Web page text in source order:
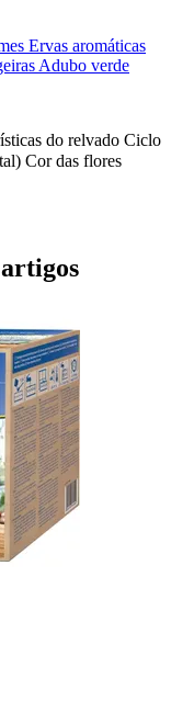
Ervas aromáticas
Adubo verde
do relvado Ciclo
Cor das flores